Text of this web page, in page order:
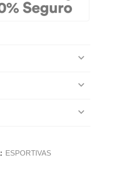
ESPORTIVAS